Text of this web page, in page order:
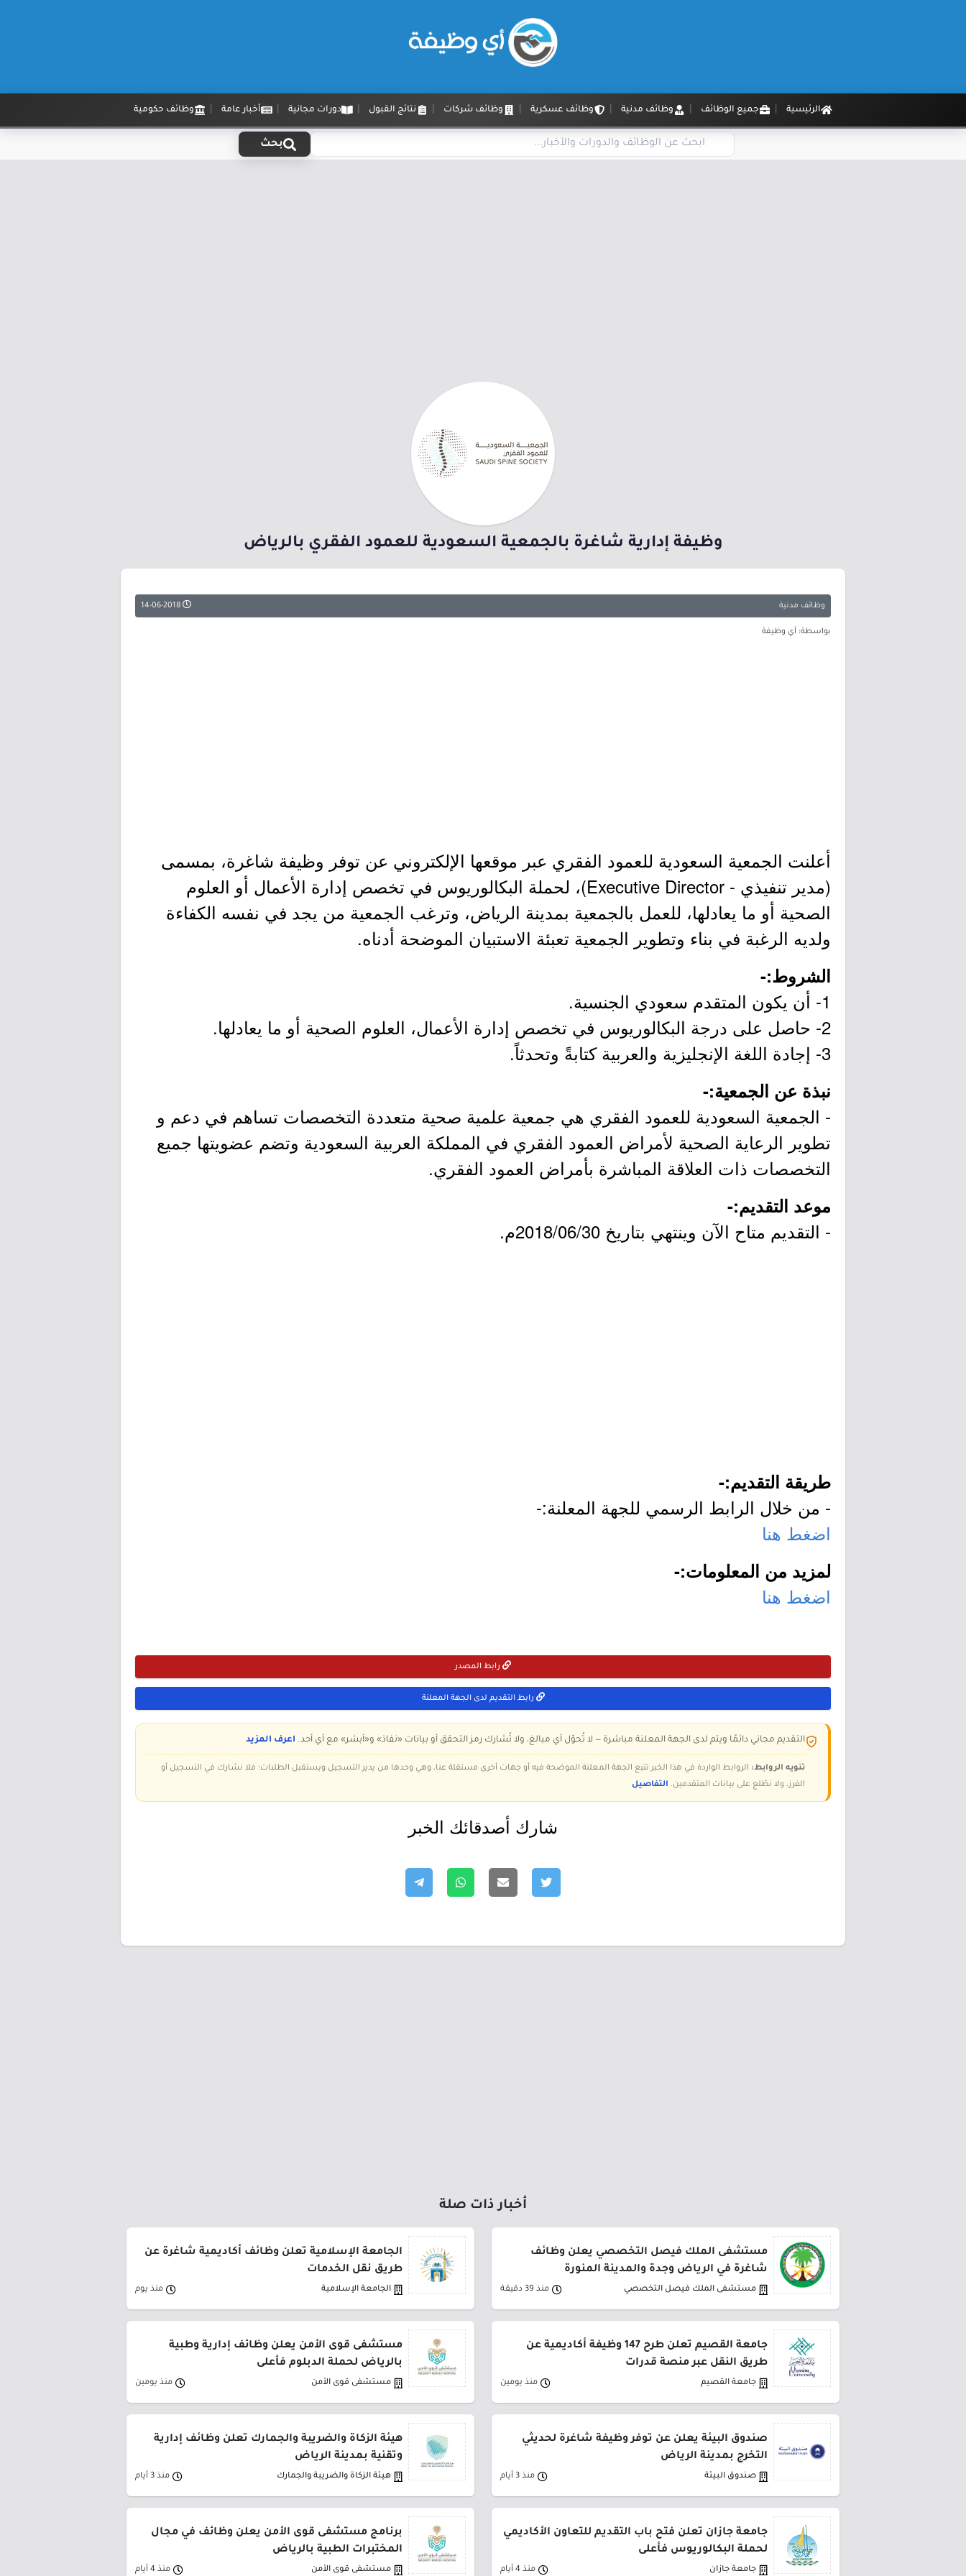
الرئيسية جميع الوظائف وظائف مدنية وظائف عسكرية وظائف شركات نتائج القبول دورات مجانية أخبار عامة وظائف حكومية
بحث
وظيفة إدارية شاغرة بالجمعية السعودية للعمود الفقري بالرياض
وظائف مدنية
بواسطة: أي وظيفة
أعلنت الجمعية السعودية للعمود الفقري عبر موقعها الإلكتروني عن توفر وظيفة شاغرة، بمسمى
(مدير تنفيذي - Executive Director)، لحملة البكالوريوس في تخصص إدارة الأعمال أو العلوم
الصحية أو ما يعادلها، للعمل بالجمعية بمدينة الرياض، وترغب الجمعية من يجد في نفسه الكفاءة
ولديه الرغبة في بناء وتطوير الجمعية تعبئة الاستبيان الموضحة أدناه.
الشروط:-
1- أن يكون المتقدم سعودي الجنسية.
2- حاصل على درجة البكالوريوس في تخصص إدارة الأعمال، العلوم الصحية أو ما يعادلها.
3- إجادة اللغة الإنجليزية والعربية كتابةً وتحدثاً.
نبذة عن الجمعية:-
- الجمعية السعودية للعمود الفقري هي جمعية علمية صحية متعددة التخصصات تساهم في دعم و
تطوير الرعاية الصحية لأمراض العمود الفقري في المملكة العربية السعودية وتضم عضويتها جميع
التخصصات ذات العلاقة المباشرة بأمراض العمود الفقري.
موعد التقديم:-
- التقديم متاح الآن وينتهي بتاريخ 2018/06/30م.
طريقة التقديم:-
- من خلال الرابط الرسمي للجهة المعلنة:-
اضغط هنا
لمزيد من المعلومات:-
اضغط هنا
رابط المصدر
رابط التقديم لدى الجهة المعلنة
التقديم مجاني دائمًا ويتم لدى الجهة المعلنة مباشرة — لا تُحوّل أي مبالغ، ولا تُشارك رمز التحقق أو بيانات «نفاذ» و«أبشر» مع أي أحد. اعرف المزيد
تنويه الروابط: الروابط الواردة في هذا الخبر تتبع الجهة المعلنة الموضحة فيه أو جهات أخرى مستقلة عنا، وهي وحدها من يدير التسجيل ويستقبل الطلبات؛ فلا نشارك في التسجيل أو
الفرز، ولا نطّلع على بيانات المتقدمين. التفاصيل
شارك أصدقائك الخبر
أخبار ذات صلة
مستشفى الملك فيصل التخصصي يعلن وظائف
شاغرة في الرياض وجدة والمدينة المنورة
مستشفى الملك فيصل التخصصي منذ 39 دقيقة
الجامعة الإسلامية تعلن وظائف أكاديمية شاغرة عن
طريق نقل الخدمات
الجامعة الإسلامية منذ يوم
جامعة القصيم تعلن طرح 147 وظيفة أكاديمية عن
طريق النقل عبر منصة قدرات
جامعة القصيم منذ يومين
مستشفى قوى الأمن يعلن وظائف إدارية وطبية
بالرياض لحملة الدبلوم فأعلى
مستشفى قوى الأمن منذ يومين
صندوق البيئة يعلن عن توفر وظيفة شاغرة لحديثي
التخرج بمدينة الرياض
صندوق البيئة منذ 3 أيام
هيئة الزكاة والضريبة والجمارك تعلن وظائف إدارية
وتقنية بمدينة الرياض
هيئة الزكاة والضريبة والجمارك منذ 3 أيام
جامعة جازان تعلن فتح باب التقديم للتعاون الأكاديمي
لحملة البكالوريوس فأعلى
جامعة جازان منذ 4 أيام
برنامج مستشفى قوى الأمن يعلن وظائف في مجال
المختبرات الطبية بالرياض
مستشفى قوى الأمن منذ 4 أيام